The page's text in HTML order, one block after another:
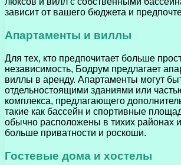
зависит от вашего бюджета и
Апартаменты и виллы
Для тех, кто предпочитает больше
независимость, Бодрум предлагает
виллы в аренду. Апартаменты могут
отдельностоящими зданиями или
комплекса, предлагающего
такие как бассейн и спортивные
обычно расположены в тихих районах
больше приватности и роскоши.
Гостевые дома и хостелы